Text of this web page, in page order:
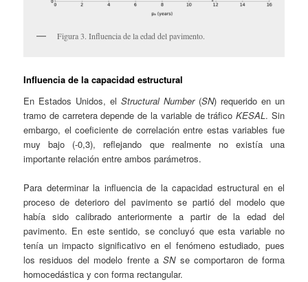
Figura 3. Influencia de la edad del pavimento.
Influencia de la capacidad estructural
En Estados Unidos, elStructural Number (SN) requerido en un
tramo de carretera depende de la variable de tráficoKESAL. Sin
embargo, el coeficiente de correlación entre estas variables fue
muy bajo (-0,3), reflejando que realmente no existía una
importante relación entre ambos parámetros.
Para determinar la influencia de la capacidad estructural en el
proceso de deterioro del pavimento se partió del modelo que
había sido calibrado anteriormente a partir de la edad del
pavimento. En este sentido, se concluyó que esta variable no
tenía un impacto significativo en el fenómeno estudiado, pues
los residuos del modelo frente aSNse comportaron de forma
homocedástica y con forma rectangular.